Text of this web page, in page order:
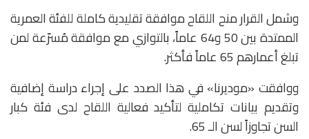
وشمل القرار منح اللقاح موافقة تقليدية كاملة للفئة العمرية
الممتدة بين 50 و64 عاماً، بالتوازي مع موافقة مُسرّعة لمن
تبلغ أعمارهم 65 عاماً فأكثر.
ووافقت «موديرنا» في هذا الصدد على إجراء دراسة إضافية
وتقديم بيانات تكاملية لتأكيد فعالية اللقاح لدى فئة كبار
السن تجاوزاً لسن الـ 65.